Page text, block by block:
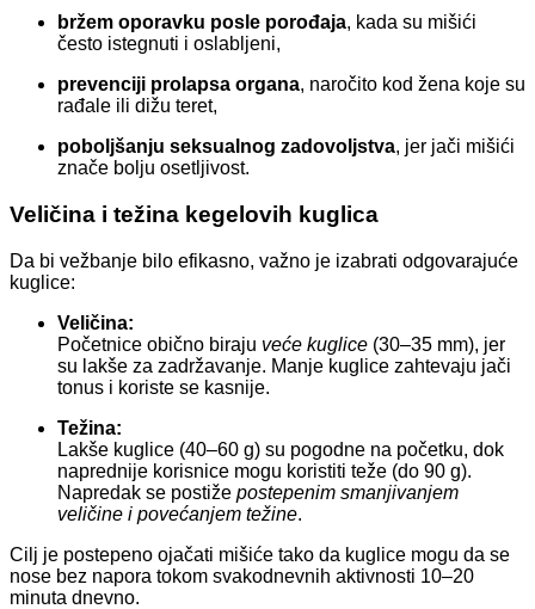
bržem oporavku posle porođaja, kada su mišići
često istegnuti i oslablјeni,
prevenciji prolapsa organa, naročito kod žena koje su
rađale ili dižu teret,
poboljšanju seksualnog zadovoljstva, jer jači mišići
znače bolju osetljivost.
Veličina i težina kegelovih kuglica
Da bi vežbanje bilo efikasno, važno je izabrati odgovarajuće
kuglice:
Veličina:
Početnice obično biraju veće kuglice (30–35 mm), jer
su lakše za zadržavanje. Manje kuglice zahtevaju jači
tonus i koriste se kasnije.
Težina:
Lakše kuglice (40–60 g) su pogodne na početku, dok
naprednije korisnice mogu koristiti teže (do 90 g).
Napredak se postiže postepenim smanjivanjem
veličine i povećanjem težine.
Cilj je postepeno ojačati mišiće tako da kuglice mogu da se
nose bez napora tokom svakodnevnih aktivnosti 10–20
minuta dnevno.